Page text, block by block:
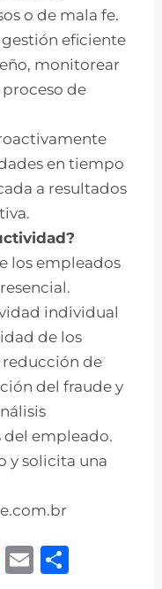
o de mala fe.
gestión eficiente
monitorear
de
en tiempo
a resultados
los empleados
individual
de los
de
del fraude y
empleado.
y solicita una
Pi E